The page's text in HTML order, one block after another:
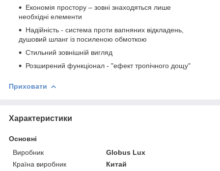
Економія простору – зовні знаходяться лише
необхідні елементи
Надійність - система проти вапняних відкладень,
душовий шланг із посиленою обмоткою
Стильний зовнішній вигляд
Розширений функціонал - "ефект тропічного дощу"
Приховати
Характеристики
Основні
Виробник
Globus Lux
Країна виробник
Китай